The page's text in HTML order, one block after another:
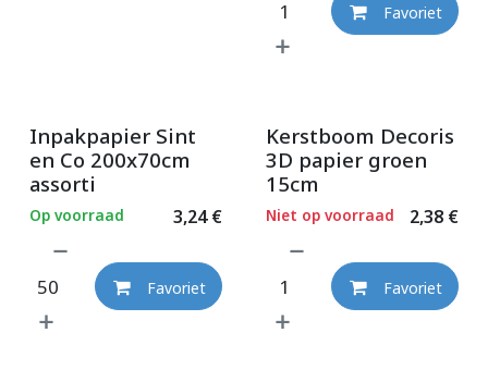
Favoriet
Inpakpapier Sint
en Co 200x70cm
assorti
3,24€
Op voorraad
Favoriet
Kerstboom Decoris
3D papier groen
15cm
2,38€
Niet op voorraad
Favoriet